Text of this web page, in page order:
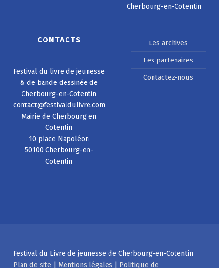
Cherbourg-en-Cotentin
CONTACTS
Festival du livre de jeunesse
& de bande dessinée de
Cherbourg-en-Cotentin
contact@festivaldulivre.com
Mairie de Cherbourg en
Cotentin
10 place Napoléon
50100 Cherbourg-en-
Cotentin
Les archives
Les partenaires
Contactez-nous
Festival du Livre de jeunesse de Cherbourg-en-Cotentin
Plan de site | Mentions légales | Politique de